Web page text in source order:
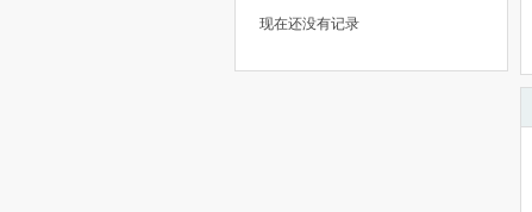
现在还没有记录